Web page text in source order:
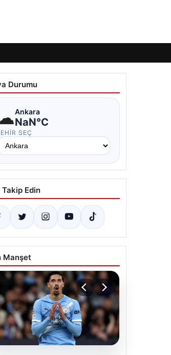
Durumu
Ankara
NaN°C
SEÇ
Takip Edin
Manşet